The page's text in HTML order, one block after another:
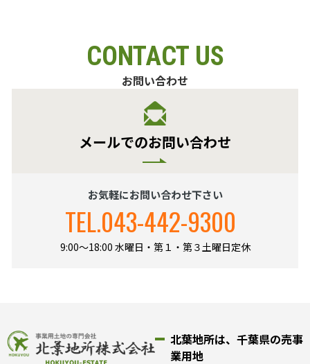
CONTACT US
お問い合わせ
メールでのお問い合わせ
お気軽にお問い合わせ下さい
TEL.043-442-9300
9:00～18:00 水曜日・第１・第３土曜日定休
北葉地所は、千葉県の売事
業用地